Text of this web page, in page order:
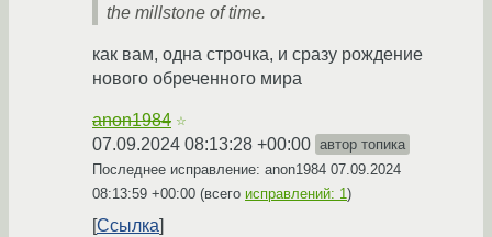
the millstone of time.
как вам, одна строчка, и сразу рождение
нового обреченного мира
anon1984 ☆
07.09.2024 08:13:28 +00:00 автор топика
Последнее исправление: anon1984 07.09.2024
08:13:59 +00:00 (всего исправлений: 1)
Ссылка